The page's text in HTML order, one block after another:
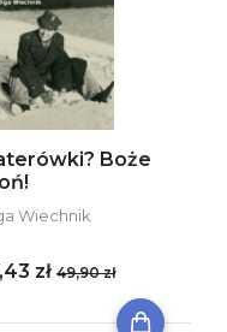
Boże
Wiechnik
zł 49,90 zł